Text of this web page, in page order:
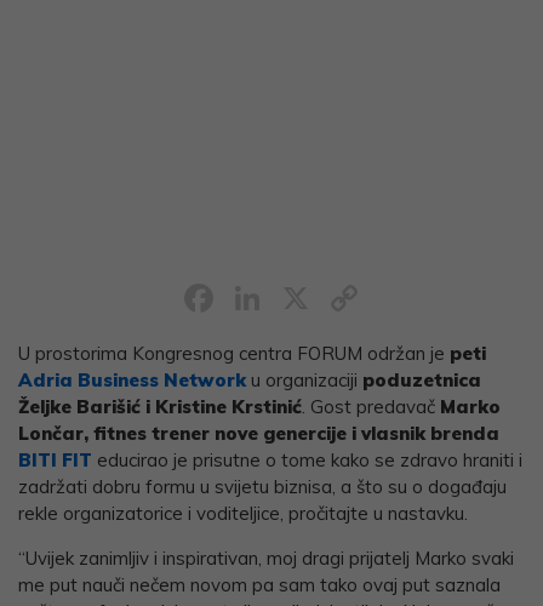
Link
U prostorima Kongresnog centra FORUM održan je peti
Adria Business Network u organizaciji poduzetnica
Željke Barišić i Kristine Krstinić. Gost predavač Marko
Lončar, fitnes trener nove genercije i vlasnik brenda
BITI FIT educirao je prisutne o tome kako se zdravo hraniti i
zadržati dobru formu u svijetu biznisa, a što su o događaju
rekle organizatorice i voditeljice, pročitajte u nastavku.
“Uvijek zanimljiv i inspirativan, moj dragi prijatelj Marko svaki
me put nauči nečem novom pa sam tako ovaj put saznala